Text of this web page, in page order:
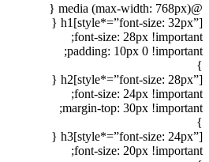
@media (max-width: 768px) {
h1[style*=”font-size: 32px”] {
font-size: 28px !important;
padding: 10px 0 !important;
}
h2[style*=”font-size: 28px”] {
font-size: 24px !important;
margin-top: 30px !important;
}
h3[style*=”font-size: 24px”] {
font-size: 20px !important;